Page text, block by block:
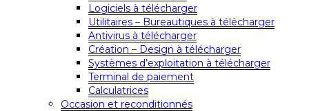
Logiciels à télécharger
Utilitaires – Bureautiques à télécharger
Antivirus à télécharger
Création – Design à télécharger
Systèmes d’exploitation à télécharger
Terminal de paiement
Calculatrices
Occasion et reconditionnés